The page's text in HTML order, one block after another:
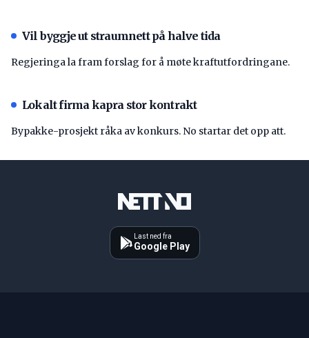
Vil byggje ut straumnett på halve tida
Regjeringa la fram forslag for å møte kraftutfordringane.
Lokalt firma kapra stor kontrakt
Bypakke-prosjekt råka av konkurs. No startar det opp att.
Last ned fra
Google Play